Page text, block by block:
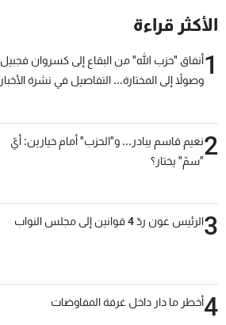
الأكثر قراءة
1أنفاق "حزب الله" من البقاع إلى كسروان فجبيل
وصولاً إلى المختارة... التفاصيل في نشرة الأخبار
2نعيم قاسم يبادر... و"الحزب" أمام خيارين: أيّ
"سمّ" يختار؟
3الرئيس عون ردّ 4 قوانين إلى مجلس النواب
4أخطر ما دار داخل غرفة المفاوضات